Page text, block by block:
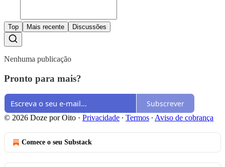
Top Mais recente Discussões
Nenhuma publicação
Pronto para mais?
Subscrever
© 2026 Doze por Oito · Privacidade ∙ Termos ∙ Aviso de cobrança
Comece o seu Substack